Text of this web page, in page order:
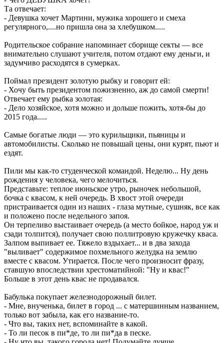
Та отвечает:
- Девушка хочет Мартини, мужика хорошего и смеха
регулярного,....но пришла она за хлебушком.....
Родительское собрание напоминает сборище секты — все
внимательно слушают учителя, потом отдают ему деньги, и
задумчиво расходятся в сумерках.
Поймал президент золотую рыбку и говорит ей:
- Хочу быть президентом пожизненно, аж до самой смерти!
Отвечает ему рыбка золотая:
- Дело хозяйское, хотя можно и дольше пожить, хотя-бы до
2015 года.....
Самые богатые люди — это курильщики, пьяницы и
автомобилисты. Сколько не повышай цены, они курят, пьют и
ездят.
Пили мы как-то студенческой командой. Неделю... Ну день
рождения у человека, чего мелочиться.
Представьте: теплое июньское утро, рыночек небольшой,
бочка с квасом, к ней очередь. В хвост этой очереди
пристраивается один из наших - глаза мутные, сушняк, все как
и положено после недельного запоя.
Он терпеливо выстаивает очередь (а место бойкое, народ уж и
сзади толпится), получает свою поллитровую кружечку кваса.
Залпом выпивает ее. Тяжело вздыхает... и в два захода
"выливает" содержимое похмельного желудка на землю
вместе с квасом. Утирается. После чего произносит фразу,
ставшую впоследствии хрестоматийной: "Ну и квас!"
Больше в этот день квас не продавался.
Бабулька покупает железнодорожный билет.
- Мне, внученька, билет в город ... с матершинным названием,
только вот забыла, как его название-то.
- Что вы, таких нет, вспоминайте в какой.
- То ли песок в пи*де, то ли пи*да в песке.